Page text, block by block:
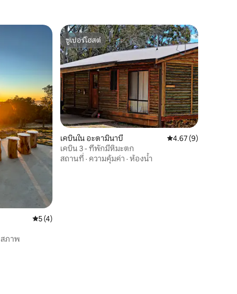
คะแนนเฉลี่ย 5 จาก 5, 4 รีวิว
5 (4)
สภาพ
ซูเปอร์โฮสต์
ซูเปอร์โฮสต์
เคบินใน อะดามินาบี คะแนนเฉลี่ย 4.67 จา
4.67 (9)
เคบิน 3 - ที่พักมีหิมะตก
สถานที่ · ความคุ้มค่า · ห้องน้ำ